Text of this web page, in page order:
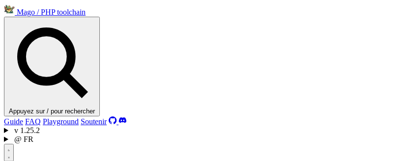
Mago / PHP toolchain
Appuyez sur / pour rechercher
Guide FAQ Playground Soutenir
v 1.25.2
@ FR